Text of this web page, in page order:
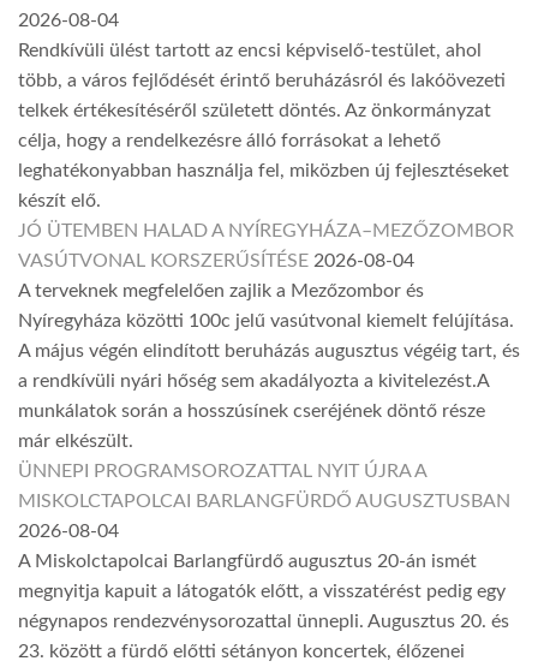
2026-08-04
Rendkívüli ülést tartott az encsi képviselő-testület, ahol
több, a város fejlődését érintő beruházásról és lakóövezeti
telkek értékesítéséről született döntés. Az önkormányzat
célja, hogy a rendelkezésre álló forrásokat a lehető
leghatékonyabban használja fel, miközben új fejlesztéseket
készít elő.
JÓ ÜTEMBEN HALAD A NYÍREGYHÁZA–MEZŐZOMBOR
VASÚTVONAL KORSZERŰSÍTÉSE 2026-08-04
A terveknek megfelelően zajlik a Mezőzombor és
Nyíregyháza közötti 100c jelű vasútvonal kiemelt felújítása.
A május végén elindított beruházás augusztus végéig tart, és
a rendkívüli nyári hőség sem akadályozta a kivitelezést.A
munkálatok során a hosszúsínek cseréjének döntő része
már elkészült.
ÜNNEPI PROGRAMSOROZATTAL NYIT ÚJRA A
MISKOLCTAPOLCAI BARLANGFÜRDŐ AUGUSZTUSBAN
2026-08-04
A Miskolctapolcai Barlangfürdő augusztus 20-án ismét
megnyitja kapuit a látogatók előtt, a visszatérést pedig egy
négynapos rendezvénysorozattal ünnepli. Augusztus 20. és
23. között a fürdő előtti sétányon koncertek, élőzenei